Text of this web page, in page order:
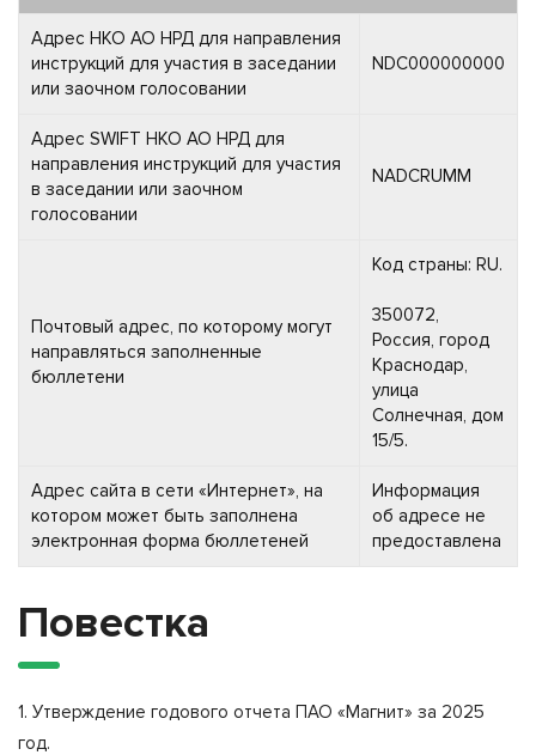
Адрес НКО АО НРД для направления
инструкций для участия в заседании
или заочном голосовании
NDC000000000
Адрес SWIFT НКО АО НРД для
направления инструкций для участия
в заседании или заочном
голосовании
NADCRUMM
Почтовый адрес, по которому могут
направляться заполненные
бюллетени
Код страны: RU.
350072,
Россия, город
Краснодар,
улица
Солнечная, дом
15/5.
Адрес сайта в сети «Интернет», на
котором может быть заполнена
электронная форма бюллетеней
Информация
об адресе не
предоставлена
Повестка
1. Утверждение годового отчета ПАО «Магнит» за 2025
год.